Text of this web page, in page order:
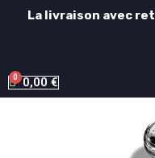
La livraison avec
0,00 €